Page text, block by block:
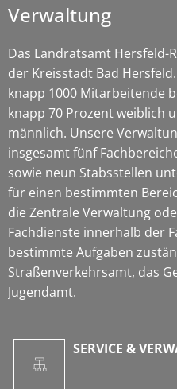
Verwaltung
Das Landratsamt Hersfeld-
der Kreisstadt Bad
knapp 1000 Mitarbeitende
knapp 70 Prozent weiblich
männlich. Unsere
insgesamt fünf
sowie neun Stabsstellen
für einen bestimmten
die Zentrale Verwaltung
Fachdienste innerhalb der
bestimmte Aufgaben
Straßenverkehrsamt, das
Jugendamt.
SERVICE &